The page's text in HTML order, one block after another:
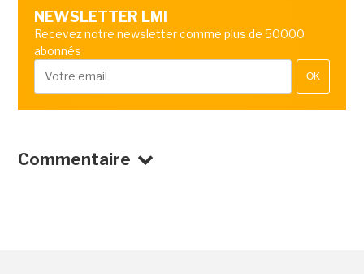
NEWSLETTER LMI
Recevez notre newsletter comme plus de 50000
abonnés
OK
Commentaire